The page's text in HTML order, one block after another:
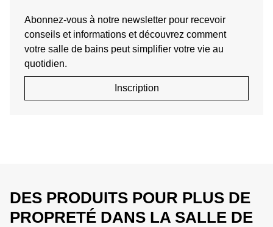
Abonnez-vous à notre newsletter pour recevoir
conseils et informations et découvrez comment
votre salle de bains peut simplifier votre vie au
quotidien.
Inscription
DES PRODUITS POUR PLUS DE
PROPRETÉ DANS LA SALLE DE